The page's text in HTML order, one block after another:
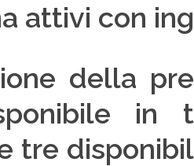
attivi con
della
in
tre